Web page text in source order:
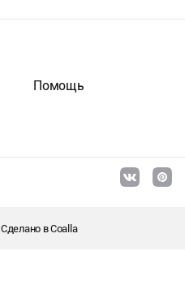
Помощь
Сделано вCoalla